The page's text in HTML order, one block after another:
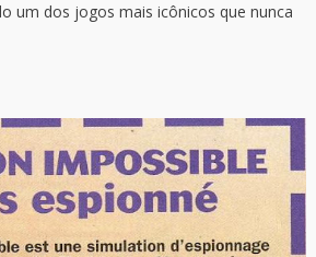
um dos jogos mais icônicos que nunca